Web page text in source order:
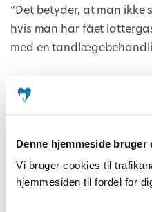
Denne hjemmeside bruger
Vi bruger cookies til
hjemmesiden til fordel for
“Det betyder, at man ikke
hvis man har fået
med en
umiddelbart efter